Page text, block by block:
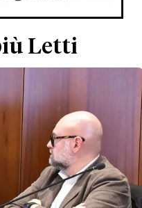
Letti